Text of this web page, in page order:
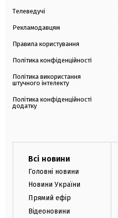
Телеведучі
Рекламодавцям
Правила користування
Політика конфіденційності
Політика використання
штучного інтелекту
Політика конфіденційності
додатку
Всі новини
Головні новини
Новини України
Прямий ефір
Відеоновини